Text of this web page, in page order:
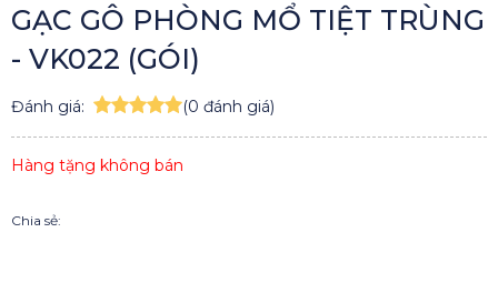
GẠC GÔ PHÒNG MỔ TIỆT TRÙNG
- VK022 (GÓI)
Đánh giá: (0 đánh giá)
Hàng tặng không bán
Chia sẻ: